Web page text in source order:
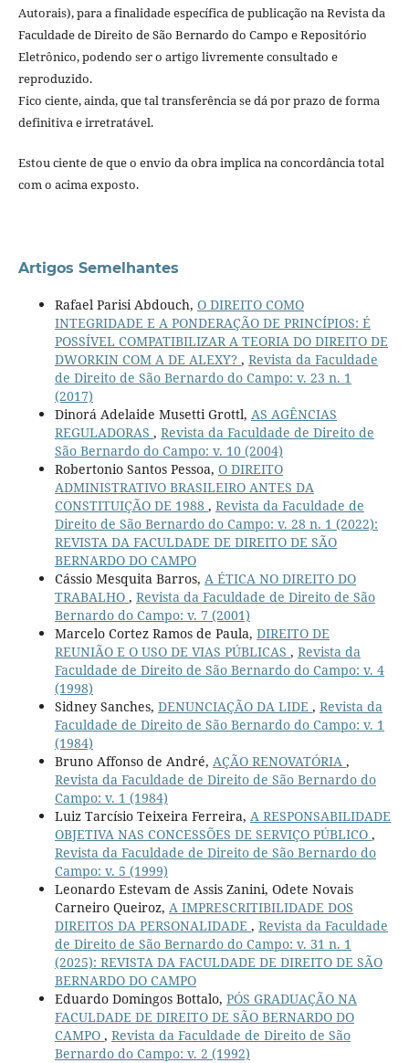
Autorais), para a finalidade específica de publicação na Revista da
Faculdade de Direito de São Bernardo do Campo e Repositório
Eletrônico, podendo ser o artigo livremente consultado e
reproduzido.
Fico ciente, ainda, que tal transferência se dá por prazo de forma
definitiva e irretratável.
Estou ciente de que o envio da obra implica na concordância total
com o acima exposto.
Artigos Semelhantes
Rafael Parisi Abdouch, O DIREITO COMO
INTEGRIDADE E A PONDERAÇÃO DE PRINCÍPIOS: É
POSSÍVEL COMPATIBILIZAR A TEORIA DO DIREITO DE
DWORKIN COM A DE ALEXY? , Revista da Faculdade
de Direito de São Bernardo do Campo: v. 23 n. 1
(2017)
Dinorá Adelaide Musetti Grottl, AS AGÊNCIAS
REGULADORAS , Revista da Faculdade de Direito de
São Bernardo do Campo: v. 10 (2004)
Robertonio Santos Pessoa, O DIREITO
ADMINISTRATIVO BRASILEIRO ANTES DA
CONSTITUIÇÃO DE 1988 , Revista da Faculdade de
Direito de São Bernardo do Campo: v. 28 n. 1 (2022):
REVISTA DA FACULDADE DE DIREITO DE SÃO
BERNARDO DO CAMPO
Cássio Mesquita Barros, A ÉTICA NO DIREITO DO
TRABALHO , Revista da Faculdade de Direito de São
Bernardo do Campo: v. 7 (2001)
Marcelo Cortez Ramos de Paula, DIREITO DE
REUNIÃO E O USO DE VIAS PÚBLICAS , Revista da
Faculdade de Direito de São Bernardo do Campo: v. 4
(1998)
Sidney Sanches, DENUNCIAÇÃO DA LIDE , Revista da
Faculdade de Direito de São Bernardo do Campo: v. 1
(1984)
Bruno Affonso de André, AÇÃO RENOVATÓRIA ,
Revista da Faculdade de Direito de São Bernardo do
Campo: v. 1 (1984)
Luiz Tarcísio Teixeira Ferreira, A RESPONSABILIDADE
OBJETIVA NAS CONCESSÕES DE SERVIÇO PÚBLICO ,
Revista da Faculdade de Direito de São Bernardo do
Campo: v. 5 (1999)
Leonardo Estevam de Assis Zanini, Odete Novais
Carneiro Queiroz, A IMPRESCRITIBILIDADE DOS
DIREITOS DA PERSONALIDADE , Revista da Faculdade
de Direito de São Bernardo do Campo: v. 31 n. 1
(2025): REVISTA DA FACULDADE DE DIREITO DE SÃO
BERNARDO DO CAMPO
Eduardo Domingos Bottalo, PÓS GRADUAÇÃO NA
FACULDADE DE DIREITO DE SÃO BERNARDO DO
CAMPO , Revista da Faculdade de Direito de São
Bernardo do Campo: v. 2 (1992)